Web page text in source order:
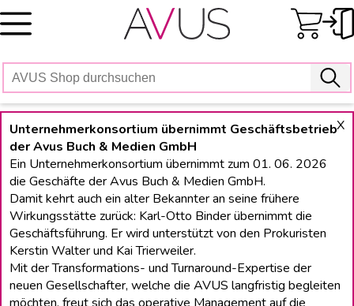
Skip
to
X
Unternehmerkonsortium übernimmt Geschäftsbetrieb
der Avus Buch & Medien GmbH
Ein Unternehmerkonsortium übernimmt zum 01. 06. 2026
die Geschäfte der Avus Buch & Medien GmbH.
Damit kehrt auch ein alter Bekannter an seine frühere
Wirkungsstätte zurück: Karl-Otto Binder übernimmt die
Geschäftsführung. Er wird unterstützt von den Prokuristen
Kerstin Walter und Kai Trierweiler.
Mit der Transformations- und Turnaround-Expertise der
neuen Gesellschafter, welche die AVUS langfristig begleiten